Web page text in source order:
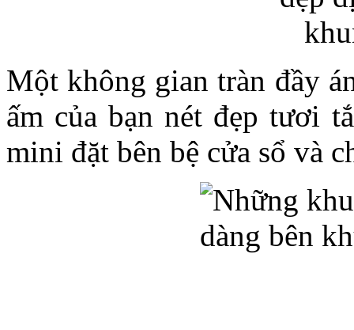
Một không gian tràn đầy
ấm của bạn nét đẹp tươi
mini đặt bên bệ cửa sổ và